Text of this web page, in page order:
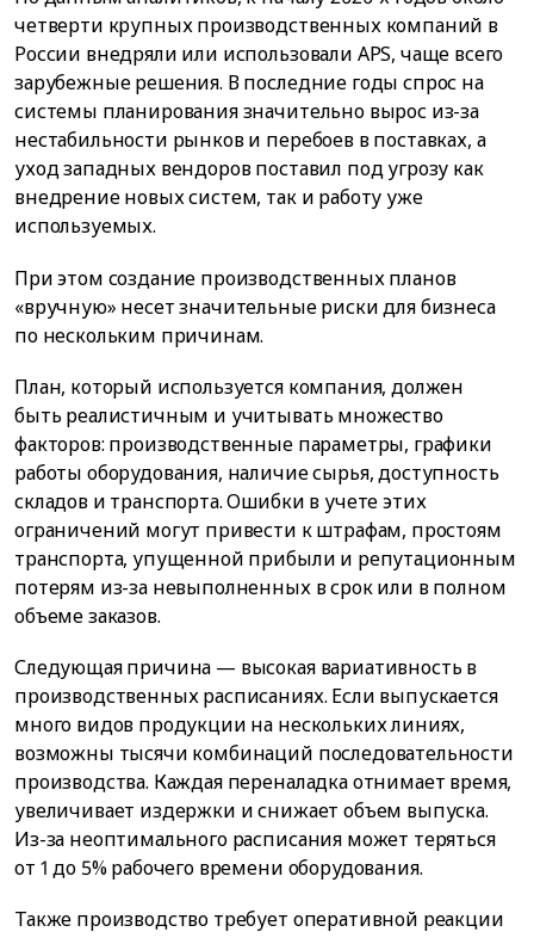
четверти крупных производственных компаний в
России внедряли или использовали APS, чаще всего
зарубежные решения. В последние годы спрос на
системы планирования значительно вырос из-за
нестабильности рынков и перебоев в поставках, а
уход западных вендоров поставил под угрозу как
внедрение новых систем, так и работу уже
используемых.
При этом создание производственных планов
«вручную» несет значительные риски для бизнеса
по нескольким причинам.
План, который используется компания, должен
быть реалистичным и учитывать множество
факторов: производственные параметры, графики
работы оборудования, наличие сырья, доступность
складов и транспорта. Ошибки в учете этих
ограничений могут привести к штрафам, простоям
транспорта, упущенной прибыли и репутационным
потерям из-за невыполненных в срок или в полном
объеме заказов.
Следующая причина — высокая вариативность в
производственных расписаниях. Если выпускается
много видов продукции на нескольких линиях,
возможны тысячи комбинаций последовательности
производства. Каждая переналадка отнимает время,
увеличивает издержки и снижает объем выпуска.
Из-за неоптимального расписания может теряться
от 1 до 5% рабочего времени оборудования.
Также производство требует оперативной реакции